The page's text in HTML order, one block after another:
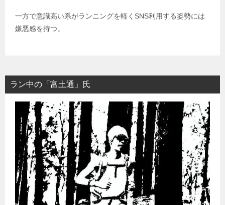
一方で意識高い系がランニングを軽くSNS利用する姿勢には
嫌悪感を持つ。
ラン中の「富土通」氏